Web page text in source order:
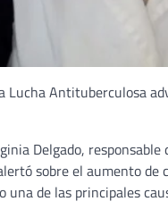
Lucha Antituberculosa
Delgado,
sobre el aumento de
de las principales